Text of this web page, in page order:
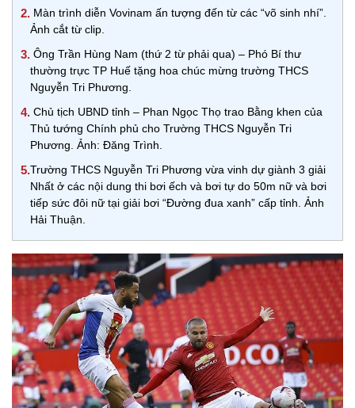
2. Màn trình diễn Vovinam ấn tượng đến từ các “võ sinh nhí”.
Ảnh cắt từ clip.
3. Ông Trần Hùng Nam (thứ 2 từ phải qua) – Phó Bí thư
thường trực TP Huế tặng hoa chúc mừng trường THCS
Nguyễn Tri Phương.
4. Chủ tịch UBND tỉnh – Phan Ngọc Thọ trao Bằng khen của
Thủ tướng Chính phủ cho Trường THCS Nguyễn Tri
Phương. Ảnh: Đăng Trình.
5.Trường THCS Nguyễn Tri Phương vừa vinh dự giành 3 giải
Nhất ở các nội dung thi bơi ếch và bơi tự do 50m nữ và bơi
tiếp sức đôi nữ tại giải bơi “Đường đua xanh” cấp tỉnh. Ảnh
Hải Thuận.